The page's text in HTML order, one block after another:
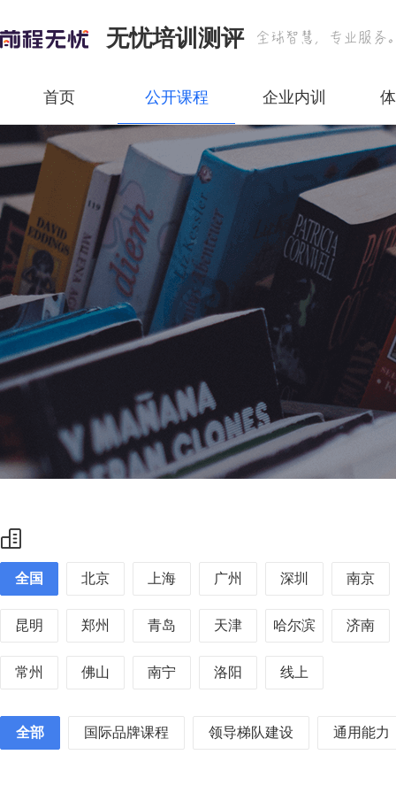
无忧培训测评
首页 公开课程 企业内训
全国 北京 上海 广州 深圳 南京
昆明 郑州 青岛 天津 哈尔滨 济南
常州 佛山 南宁 洛阳 线上
全部 国际品牌课程 领导梯队建设 通用能力